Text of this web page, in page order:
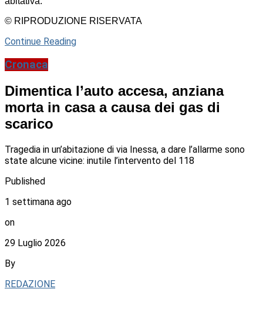
© RIPRODUZIONE RISERVATA
Continue Reading
Cronaca
Dimentica l’auto accesa, anziana
morta in casa a causa dei gas di
scarico
Tragedia in un’abitazione di via Inessa, a dare l’allarme sono
state alcune vicine: inutile l’intervento del 118
Published
1 settimana ago
on
29 Luglio 2026
By
REDAZIONE